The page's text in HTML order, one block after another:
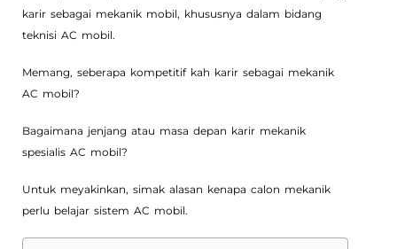
karir sebagai mekanik mobil, khususnya dalam bidang
teknisi AC mobil.
Memang, seberapa kompetitif kah karir sebagai mekanik
AC mobil?
Bagaimana jenjang atau masa depan karir mekanik
spesialis AC mobil?
Untuk meyakinkan, simak alasan kenapa calon mekanik
perlu belajar sistem AC mobil.